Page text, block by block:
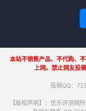
本站不销售产品、不代购、
上网。禁止网友投
投稿QQ：
【版权声明】：优乐评测网